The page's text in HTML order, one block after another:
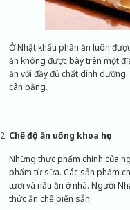
Ở Nhật khẩu phần ăn luôn
ăn không được bày trên một
ăn với đầy đủ chất dinh
cân bằng.
Chế độ ăn uống khoa học
Những thực phẩm chính của
phẩm từ sữa. Các sản phẩm
tươi và nấu ăn ở nhà. Người
thức ăn chế biến sẵn.